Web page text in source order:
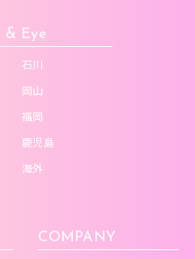
& Eye
石川
岡山
福岡
鹿児島
海外
COMPANY